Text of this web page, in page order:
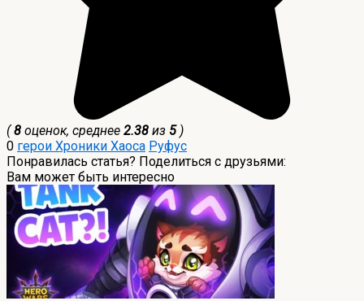
(8 оценок, среднее 2.38 из 5)
0 герои Хроники Хаоса Руфус
Понравилась статья? Поделиться с друзьями:
Вам может быть интересно